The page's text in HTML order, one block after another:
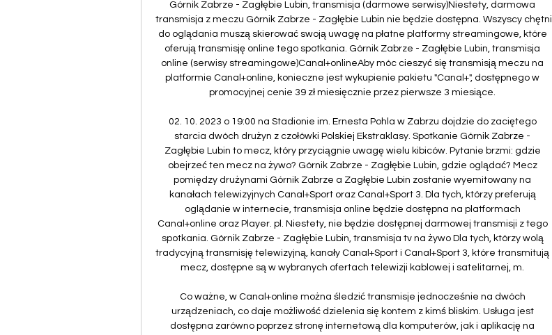
Górnik Zabrze - Zagłębie Lubin, transmisja (darmowe serwisy)Niestety, darmowa
transmisja z meczu Górnik Zabrze - Zagłębie Lubin nie będzie dostępna. Wszyscy chętni
do oglądania muszą skierować swoją uwagę na płatne platformy streamingowe, które
oferują transmisję online tego spotkania. Górnik Zabrze - Zagłębie Lubin, transmisja
online (serwisy streamingowe)Canal+onlineAby móc cieszyć się transmisją meczu na
platformie Canal+online, konieczne jest wykupienie pakietu "Canal+", dostępnego w
promocyjnej cenie 39 zł miesięcznie przez pierwsze 3 miesiące.
02. 10. 2023 o 19:00 na Stadionie im. Ernesta Pohla w Zabrzu dojdzie do zaciętego
starcia dwóch drużyn z czołówki Polskiej Ekstraklasy. Spotkanie Górnik Zabrze -
Zagłębie Lubin to mecz, który przyciągnie uwagę wielu kibiców. Pytanie brzmi: gdzie
obejrzeć ten mecz na żywo? Górnik Zabrze - Zagłębie Lubin, gdzie oglądać? Mecz
pomiędzy drużynami Górnik Zabrze a Zagłębie Lubin zostanie wyemitowany na
kanałach telewizyjnych Canal+Sport oraz Canal+Sport 3. Dla tych, którzy preferują
oglądanie w internecie, transmisja online będzie dostępna na platformach
Canal+online oraz Player. pl. Niestety, nie będzie dostępnej darmowej transmisji z tego
spotkania. Górnik Zabrze - Zagłębie Lubin, transmisja tv na żywo Dla tych, którzy wolą
tradycyjną transmisję telewizyjną, kanały Canal+Sport i Canal+Sport 3, które transmitują
mecz, dostępne są w wybranych ofertach telewizji kablowej i satelitarnej, m.
Co ważne, w Canal+online można śledzić transmisje jednocześnie na dwóch
urządzeniach, co daje możliwość dzielenia się kontem z kimś bliskim. Usługa jest
dostępna zarówno poprzez stronę internetową dla komputerów, jak i aplikację na